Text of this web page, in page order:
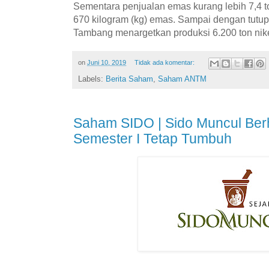
Sementara penjualan emas kurang lebih 7,4
670 kilogram (kg) emas. Sampai dengan
Tambang menargetkan produksi 6.200 ton
on Juni 10, 2019 Tidak ada komentar:
Labels: Berita Saham Saham ANTM
Saham SIDO | Sido Muncul
Semester I Tetap Tumbuh